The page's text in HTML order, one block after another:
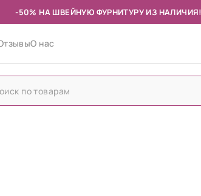
-50% НА ШВЕЙНУЮ ФУРНИТУРУ ИЗ НАЛИЧИЯ!
О нас